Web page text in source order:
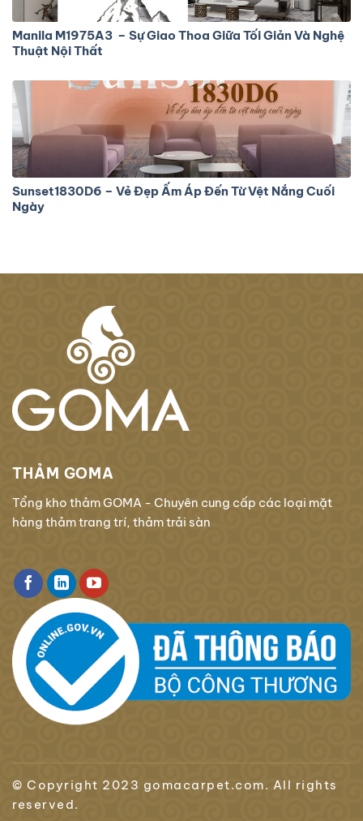
Manila M1975A3 – Sự Giao Thoa Giữa Tối Giản Và Nghệ
Thuật Nội Thất
Sunset1830D6 – Vẻ Đẹp Ấm Áp Đến Từ Vệt Nắng Cuối
Ngày
THẢM GOMA
Tổng kho thảm GOMA - Chuyên cung cấp các loại mặt
hàng thảm trang trí, thảm trải sàn
© Copyright 2023 gomacarpet.com. All rights
reserved.